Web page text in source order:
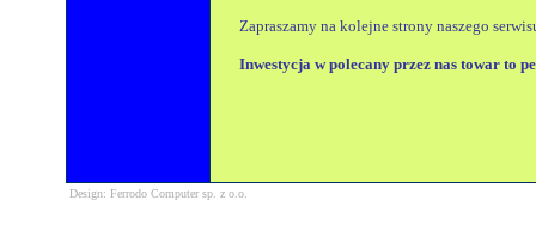
Zapraszamy na kolejne strony naszego
Inwestycja w polecany przez nas towar to
Design: Ferrodo Computer sp. z o.o.